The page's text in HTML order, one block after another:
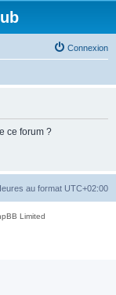
Connexion
ce forum ?
au format UTC+02:00
Limited